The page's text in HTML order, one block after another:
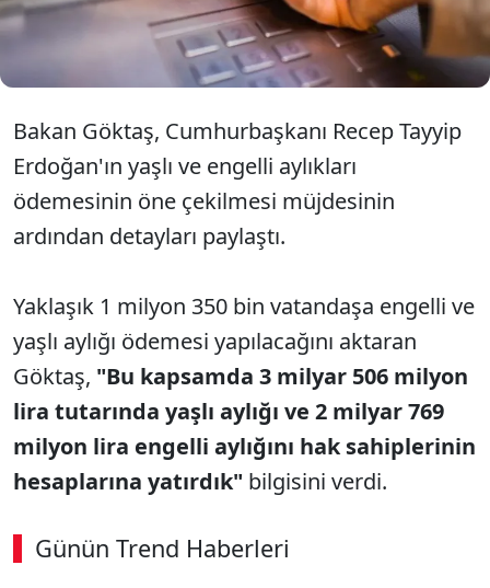
yatırıldığını bildirdi.
Bakan Göktaş, Cumhurbaşkanı Recep Tayyip
Erdoğan'ın yaşlı ve engelli aylıkları
ödemesinin öne çekilmesi müjdesinin
ardından detayları paylaştı.
Yaklaşık 1 milyon 350 bin vatandaşa engelli ve
yaşlı aylığı ödemesi yapılacağını aktaran
Göktaş, "Bu kapsamda 3 milyar 506 milyon
lira tutarında yaşlı aylığı ve 2 milyar 769
milyon lira engelli aylığını hak sahiplerinin
hesaplarına yatırdık" bilgisini verdi.
Günün Trend Haberleri
00:02 / 08:06